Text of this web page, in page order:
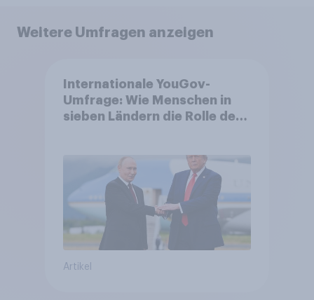
Weitere Umfragen anzeigen
Internationale YouGov-
Umfrage: Wie Menschen in
sieben Ländern die Rolle der
Bedrohungen und Bündnisse
bewerten
Artikel